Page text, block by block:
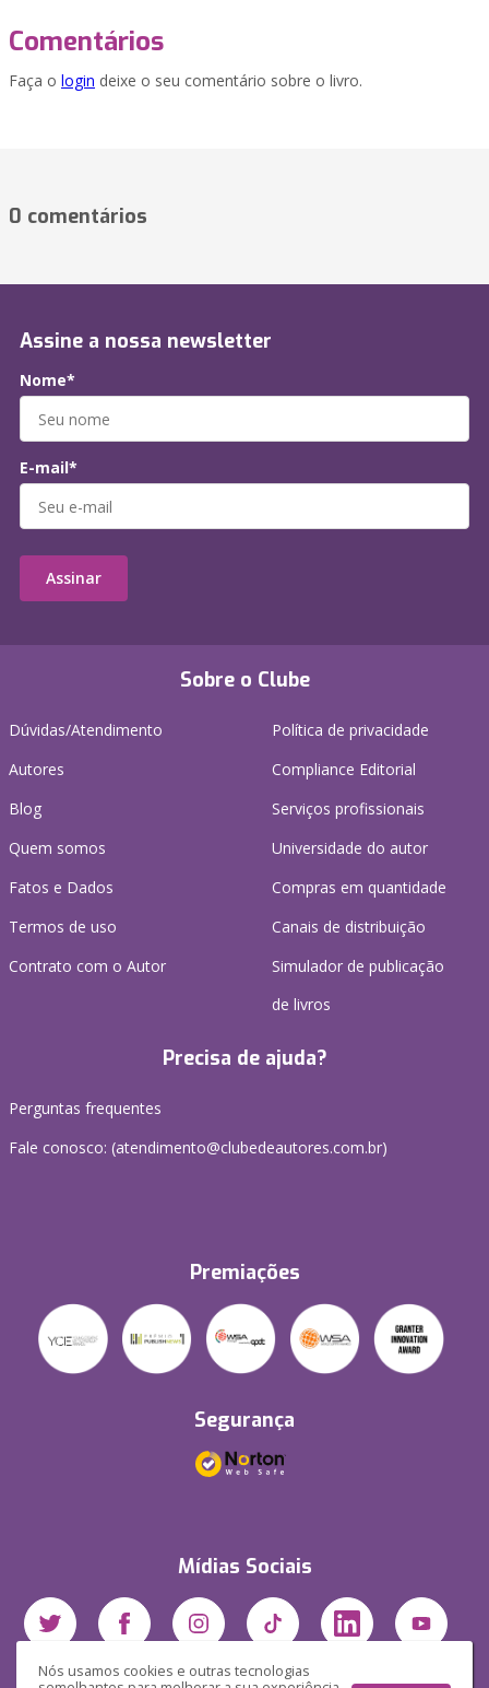
Nós usamos cookies e outras tecnologias
Comentários
Faça o login deixe o seu comentário sobre o livro.
0 comentários
Sobre o Clube
Dúvidas/Atendimento
Autores
Blog
Quem somos
Fatos e Dados
Termos de uso
Contrato com o Autor
Política de privacidade
Compliance Editorial
Serviços profissionais
Universidade do autor
Compras em quantidade
Canais de distribuição
Simulador de publicação
de livros
Precisa de ajuda?
Perguntas frequentes
Fale conosco: (atendimento@clubedeautores.com.br)
Premiações
Segurança
Mídias Sociais
Assine a nossa newsletter
Nome*
E-mail*
Assinar